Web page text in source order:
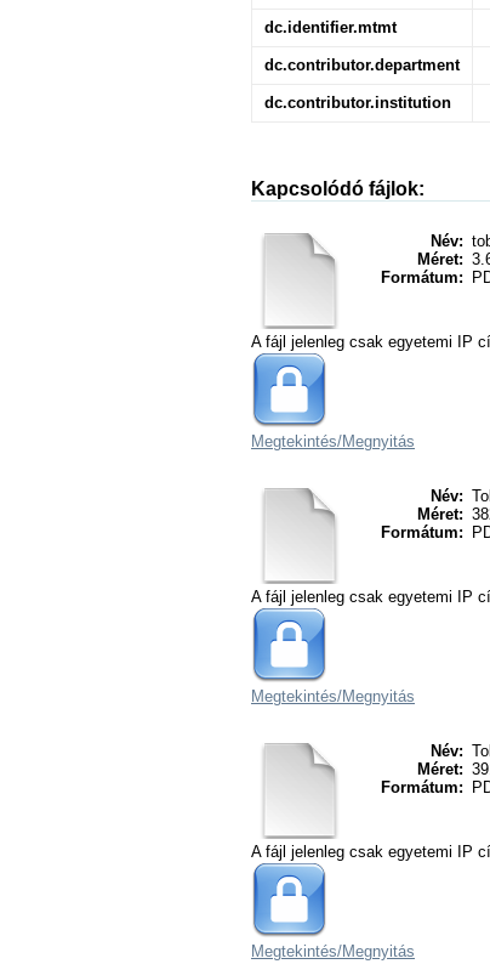
dc.identifier.mtmt
dc.contributor.department
dc.contributor.institution
Kapcsolódó fájlok:
Név:
Méret:
Formátum:
A fájl jelenleg csak egyetemi IP
Megtekintés/Megnyitás
Név:
Méret:
Formátum:
A fájl jelenleg csak egyetemi IP
Megtekintés/Megnyitás
Név:
Méret:
Formátum:
A fájl jelenleg csak egyetemi IP
Megtekintés/Megnyitás